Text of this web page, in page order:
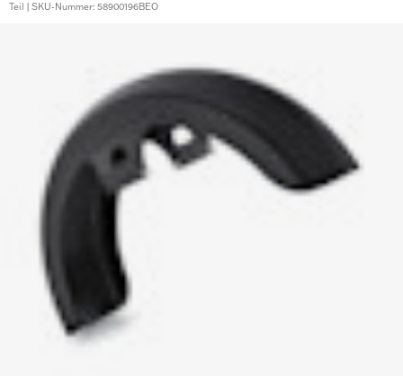
Teil | SKU-Nummer: 58900196BEO